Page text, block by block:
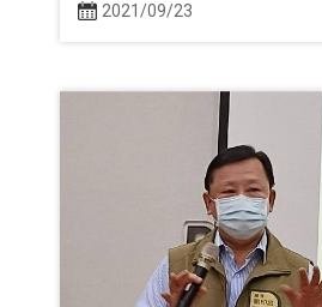
2021/09/23